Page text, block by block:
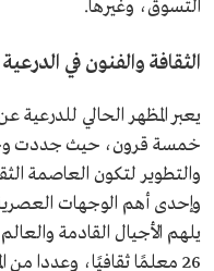
التسوق، وغيرها.
الثقافة والفنون في الدرعية
يعبر المظهر الحالي للدرعية
خمسة قرون، حيث جددت
والتطوير لتكون العاصمة
وإحدى أهم الوجهات العصرية
يلهم الأجيال القادمة
26 معلمًا ثقافيًا، وعددا